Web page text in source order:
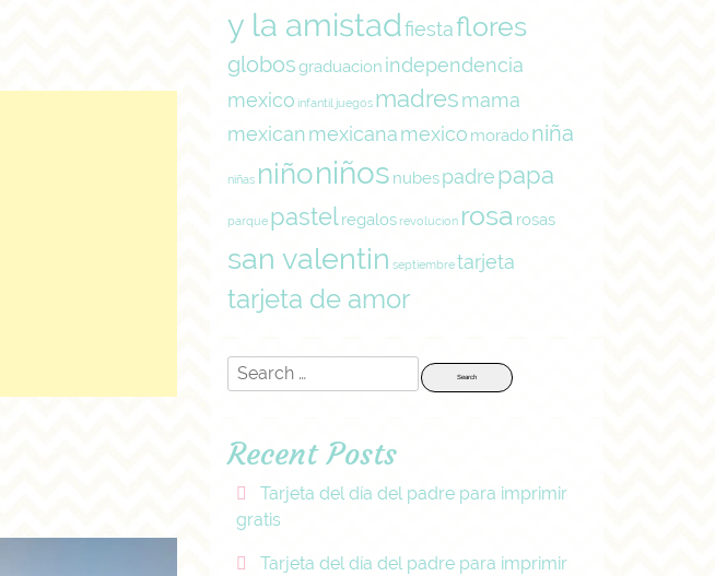
y la amistadfiestaflores
globosgraduacion independencia
mexico infantil juegos madresmama
mexicanmexicanamexico moradoniña
niñas niñoniños nubespadrepapa
parque pastelregalos revolucion rosa rosas
san valentin septiembretarjeta
tarjeta de amor
Search
for:
Recent Posts
Tarjeta del día del padre para imprimir
gratis
Tarjeta del día del padre para imprimir